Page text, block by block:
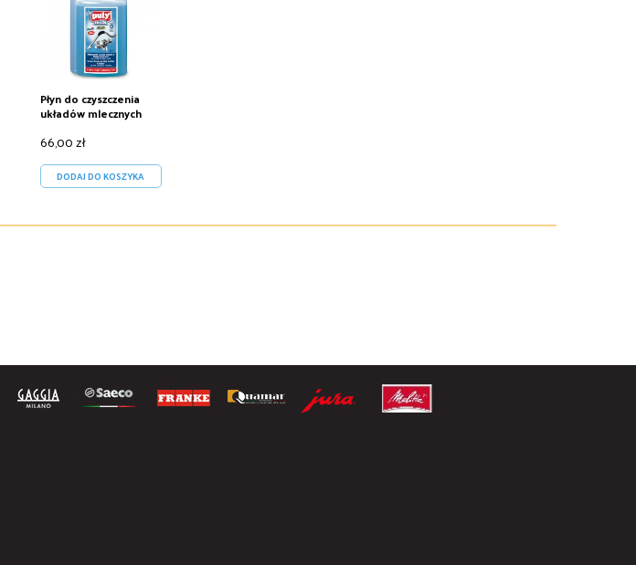
Płyn do czyszczenia
układów mlecznych
66,00 zł
DODAJ DO KOSZYKA